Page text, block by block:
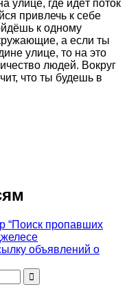
улице, где идёт поток
привлечь к себе
к одному
а если ты
улице, то на это
людей. Вокруг
что ты будешь в
“Поиск пропавших
объявлений о